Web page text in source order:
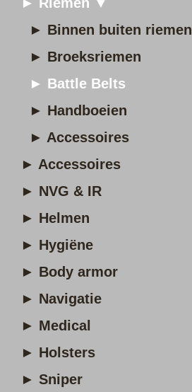
► Binnen buiten riemen
► Broeksriemen
► Battle Belts
► Handboeien
► Accessoires
► Accessoires
► NVG & IR
► Helmen
► Hygiëne
► Body armor
► Navigatie
► Medical
► Holsters
► Sniper